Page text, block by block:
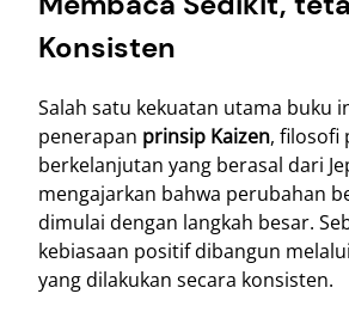
Konsisten
Salah satu kekuatan utama buku
penerapan prinsip Kaizen, filosofi
berkelanjutan yang berasal dari
mengajarkan bahwa perubahan
dimulai dengan langkah besar.
kebiasaan positif dibangun
yang dilakukan secara konsisten.